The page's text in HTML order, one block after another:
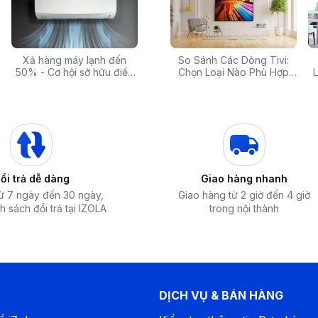
hình trong game để mọi khung hình
hình luôn được đồng bộ hóa trong
với độ tương phản cao, dải màu hiển thị
ảnh có độ sáng vượt trội, hình ảnh sắc
Xả hàng máy lạnh đến
50% - Cơ hội sở hữu điều
Săn Sale Khủng: Hàng
Điện Máy Cao Cấp Giảm
Tivi
Top 10 máy lọc nước nóng
lạnh tốt nhất đáng mua
So Sánh Các Dòng Tivi:
Chọn Loại Nào Phù Hợp
trả dễ dàng
7 ngày đến 30 ngày,
sách đổi trả tại IZOLA
Giao hàng nhanh
Giao hàng từ 2 giờ đến 4 giờ
trong nội thành
DỊCH VỤ & BÁN HÀNG